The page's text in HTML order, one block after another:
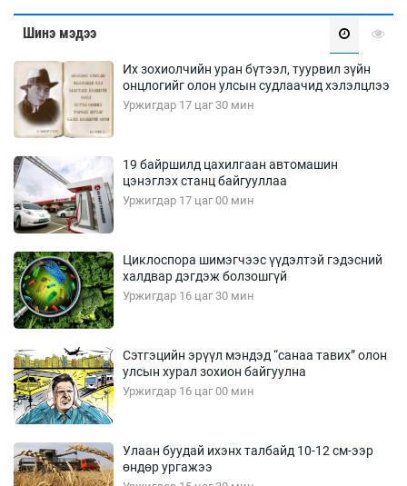
Шинэ мэдээ
Их зохиолчийн уран бүтээл, туурвил зүйн
онцлогийг олон улсын судлаачид хэлэлцлээ
Уржигдар 17 цаг 30 мин
19 байршилд цахилгаан автомашин
цэнэглэх станц байгууллаа
Уржигдар 17 цаг 00 мин
Циклоспора шимэгчээс үүдэлтэй гэдэсний
халдвар дэгдэж болзошгүй
Уржигдар 16 цаг 30 мин
Сэтгэцийн эрүүл мэндэд “санаа тавих” олон
улсын хурал зохион байгуулна
Уржигдар 16 цаг 00 мин
Улаан буудай ихэнх талбайд 10-12 см-ээр
өндөр ургажээ